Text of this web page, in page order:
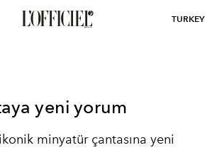
TURKEY
yeni yorum
minyatür çantasına yeni